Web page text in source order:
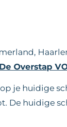
De Overstap
je huidige
De huidige